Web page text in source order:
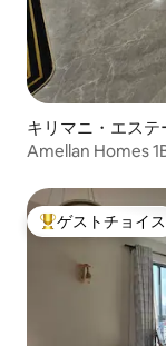
キリマニ・エス
Amellan Homes
大好評のゲストチ
ゲストチョイス